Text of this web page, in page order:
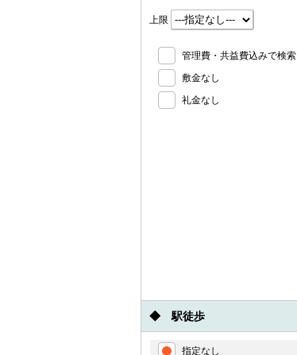
上限
管理費・共益費込みで検索
敷金なし
礼金なし
◆ 駅徒歩
指定なし